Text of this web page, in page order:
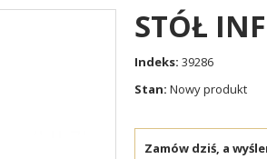
STÓŁ
Indeks: 39286
Stan: Nowy produkt
Zamów dziś, a